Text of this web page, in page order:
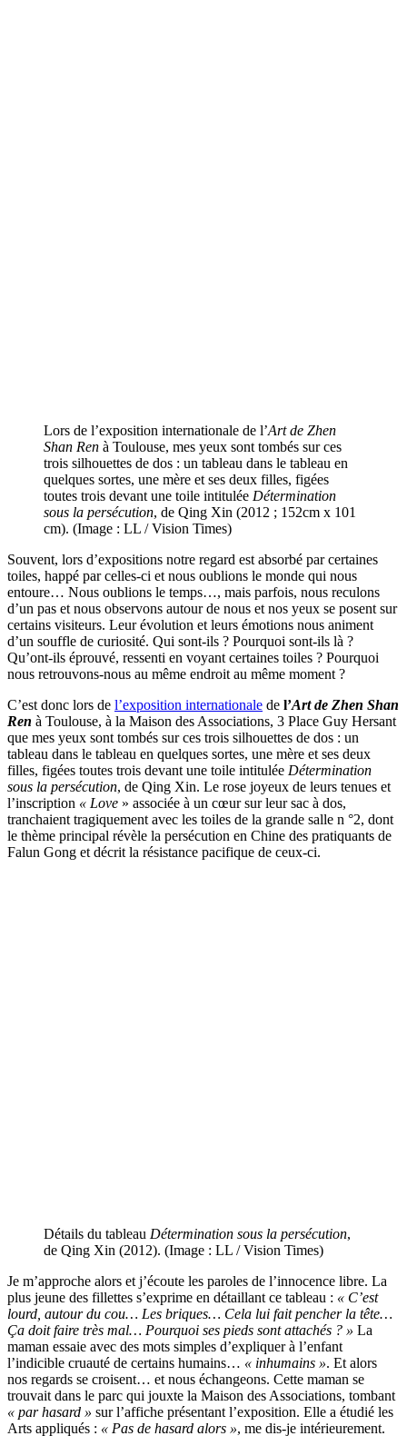
Lors de l’exposition internationale de l’Art de Zhen
Shan Ren à Toulouse, mes yeux sont tombés sur ces
trois silhouettes de dos : un tableau dans le tableau en
quelques sortes, une mère et ses deux filles, figées
toutes trois devant une toile intitulée Détermination
sous la persécution, de Qing Xin (2012 ; 152cm x 101
cm). (Image : LL / Vision Times)
Souvent, lors d’expositions notre regard est absorbé par certaines
toiles, happé par celles-ci et nous oublions le monde qui nous
entoure… Nous oublions le temps…, mais parfois, nous reculons
d’un pas et nous observons autour de nous et nos yeux se posent sur
certains visiteurs. Leur évolution et leurs émotions nous animent
d’un souffle de curiosité. Qui sont-ils ? Pourquoi sont-ils là ?
Qu’ont-ils éprouvé, ressenti en voyant certaines toiles ? Pourquoi
nous retrouvons-nous au même endroit au même moment ?
C’est donc lors de l’exposition internationale de l’Art de Zhen Shan
Ren à Toulouse, à la Maison des Associations, 3 Place Guy Hersant
que mes yeux sont tombés sur ces trois silhouettes de dos : un
tableau dans le tableau en quelques sortes, une mère et ses deux
filles, figées toutes trois devant une toile intitulée Détermination
sous la persécution, de Qing Xin. Le rose joyeux de leurs tenues et
l’inscription « Love » associée à un cœur sur leur sac à dos,
tranchaient tragiquement avec les toiles de la grande salle n °2, dont
le thème principal révèle la persécution en Chine des pratiquants de
Falun Gong et décrit la résistance pacifique de ceux-ci.
Détails du tableau Détermination sous la persécution,
de Qing Xin (2012). (Image : LL / Vision Times)
Je m’approche alors et j’écoute les paroles de l’innocence libre. La
plus jeune des fillettes s’exprime en détaillant ce tableau : « C’est
lourd, autour du cou… Les briques… Cela lui fait pencher la tête…
Ça doit faire très mal… Pourquoi ses pieds sont attachés ? » La
maman essaie avec des mots simples d’expliquer à l’enfant
l’indicible cruauté de certains humains… « inhumains ». Et alors
nos regards se croisent… et nous échangeons. Cette maman se
trouvait dans le parc qui jouxte la Maison des Associations, tombant
« par hasard » sur l’affiche présentant l’exposition. Elle a étudié les
Arts appliqués : « Pas de hasard alors », me dis-je intérieurement.